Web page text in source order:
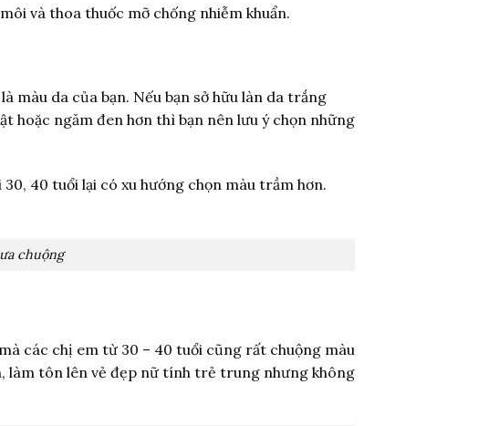
và thoa thuốc mỡ chống nhiễm khuẩn.
màu da của bạn. Nếu bạn sở hữu làn da trắng
hoặc ngăm đen hơn thì bạn nên lưu ý chọn những
40 tuổi lại có xu hướng chọn màu trầm hơn.
chuộng
các chị em từ 30 – 40 tuổi cũng rất chuộng màu
làm tôn lên vẻ đẹp nữ tính trẻ trung nhưng không